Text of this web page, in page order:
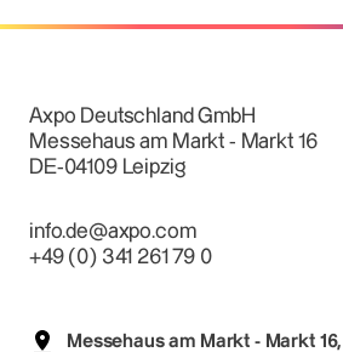
Axpo Deutschland GmbH
Messehaus am Markt - Markt 16
DE-04109 Leipzig
info.de@axpo.com
+49 (0) 341 261 79 0
Messehaus am Markt - Markt